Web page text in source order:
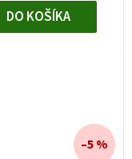
DO KOŠÍKA
–5 %